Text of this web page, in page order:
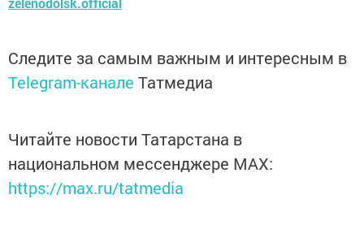
Следите за самым важным и интересным в
Telegram-канале Татмедиа
Читайте новости Татарстана в
национальном мессенджере MАХ:
https://max.ru/tatmedia